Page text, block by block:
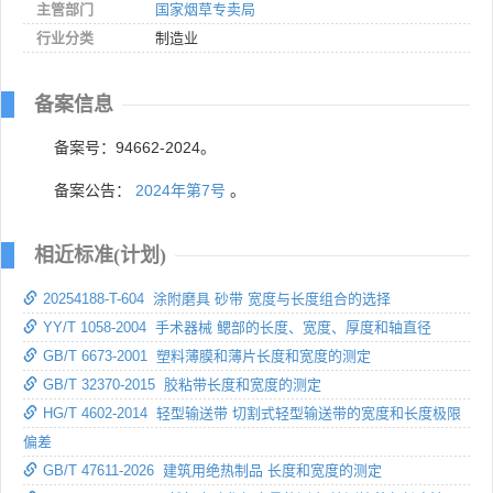
主管部门
国家烟草专卖局
行业分类
制造业
备案信息
备案号：94662-2024。
备案公告： 2024年第7号 。
相近标准(计划)
20254188-T-604 涂附磨具 砂带 宽度与长度组合的选择
YY/T 1058-2004 手术器械 鳃部的长度、宽度、厚度和轴直径
GB/T 6673-2001 塑料薄膜和薄片长度和宽度的测定
GB/T 32370-2015 胶粘带长度和宽度的测定
HG/T 4602-2014 轻型输送带 切割式轻型输送带的宽度和长度极限
偏差
GB/T 47611-2026 建筑用绝热制品 长度和宽度的测定